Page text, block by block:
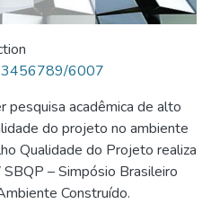
6007
pesquisa acadêmica de alto
do projeto no ambiente
Qualidade do Projeto realiza
– Simpósio Brasileiro
Construído.